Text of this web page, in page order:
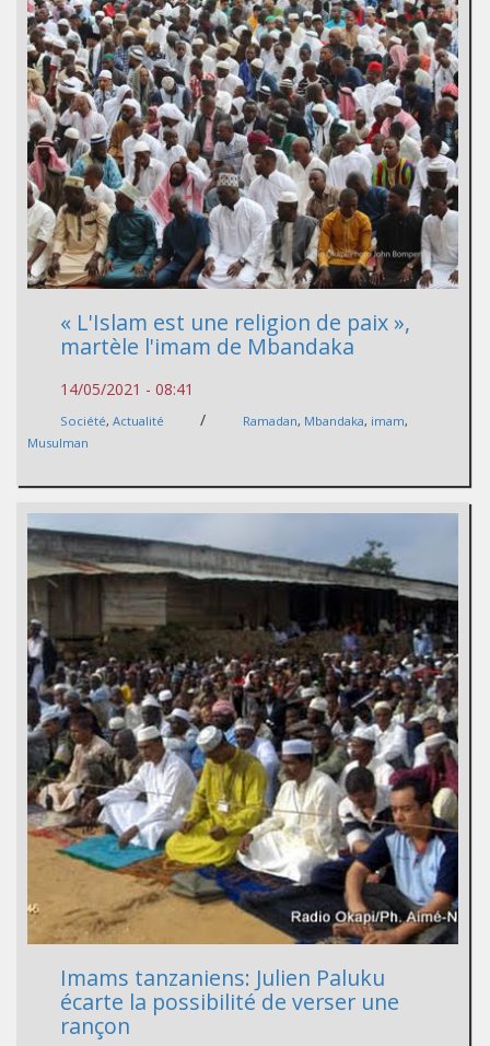
« L'Islam est une religion de paix »,
martèle l'imam de Mbandaka
14/05/2021 - 08:41
Société, Actualité / Ramadan, Mbandaka, imam,
Musulman
Imams tanzaniens: Julien Paluku
écarte la possibilité de verser une
rançon